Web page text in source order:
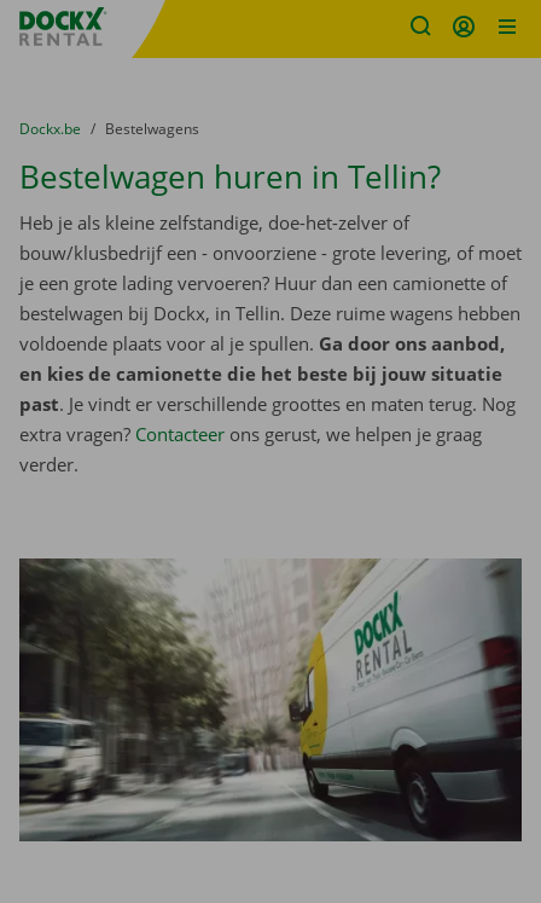
Fratello DEMO
U bevindt zich hier:
van
Dockx.be naar
Bestelwagens
Bestelwagen huren in Tellin?
Heb je als kleine zelfstandige, doe-het-zelver of
bouw/klusbedrijf een - onvoorziene - grote levering, of moet
je een grote lading vervoeren? Huur dan een camionette of
bestelwagen bij Dockx, in Tellin. Deze ruime wagens hebben
voldoende plaats voor al je spullen. Ga door ons aanbod,
en kies de camionette die het beste bij jouw situatie
past. Je vindt er verschillende groottes en maten terug. Nog
extra vragen? Contacteer ons gerust, we helpen je graag
verder.